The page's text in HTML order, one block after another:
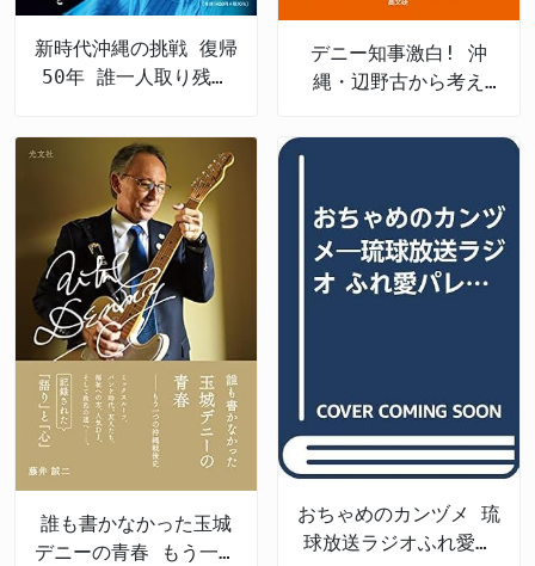
新時代沖縄の挑戦 復帰
50年 誰一人取り残さ
デニー知事激白! 沖
縄・辺野古から考え
誰も書かなかった玉城
デニーの青春 もう一つ
おちゃめのカンヅメ 琉
球放送ラジオふれ愛パ